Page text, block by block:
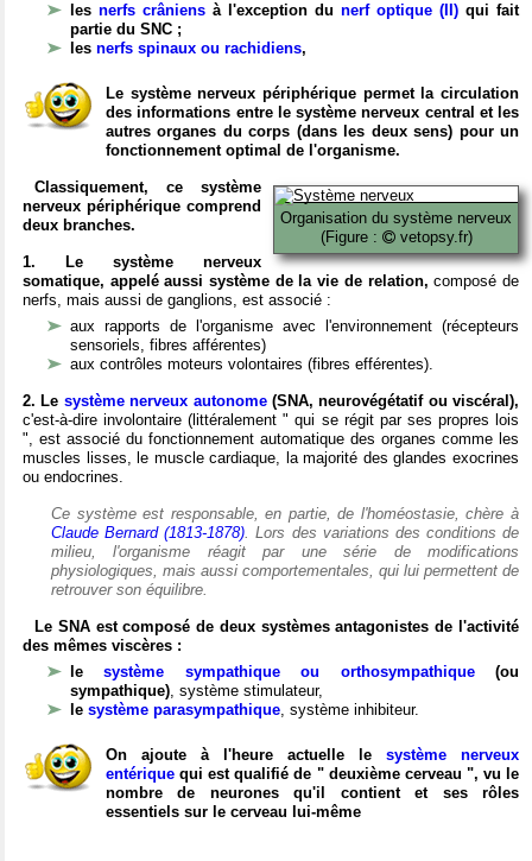
les nerfs crâniens à l'exception du nerf optique (II) qui fait
partie du SNC ;
les nerfs spinaux ou rachidiens,
Le système nerveux périphérique permet la circulation
des informations entre le système nerveux central et les
autres organes du corps (dans les deux sens) pour un
fonctionnement optimal de l'organisme.
Organisation du système nerveux
(Figure :
vetopsy.fr)
Classiquement, ce système
nerveux périphérique comprend
deux branches.
1. Le système nerveux
somatique, appelé aussi système de la vie de relation, composé de
nerfs, mais aussi de ganglions, est associé :
aux rapports de l'organisme avec l'environnement (récepteurs
sensoriels, fibres afférentes)
aux contrôles moteurs volontaires (fibres efférentes).
2. Le système nerveux autonome(SNA, neurovégétatif ou viscéral),
c'est-à-dire involontaire (littéralement " qui se régit par ses propres lois
", est associé du fonctionnement automatique des organes comme les
muscles lisses, le muscle cardiaque, la majorité des glandes exocrines
ou endocrines.
Ce système est responsable, en partie, de l'homéostasie, chère à
Claude Bernard (1813-1878). Lors des variations des conditions de
milieu, l'organisme réagit par une série de modifications
physiologiques, mais aussi comportementales, qui lui permettent de
retrouver son équilibre.
Le SNA est composé de deux systèmes antagonistes de l'activité
des mêmes viscères :
lesystème sympathique ou orthosympathique(ou
sympathique), système stimulateur,
le système parasympathique, système inhibiteur.
On ajoute à l'heure actuelle le système nerveux
entérique qui est qualifié de " deuxième cerveau ", vu le
nombre de neurones qu'il contient et ses rôles
essentiels sur le cerveau lui-même